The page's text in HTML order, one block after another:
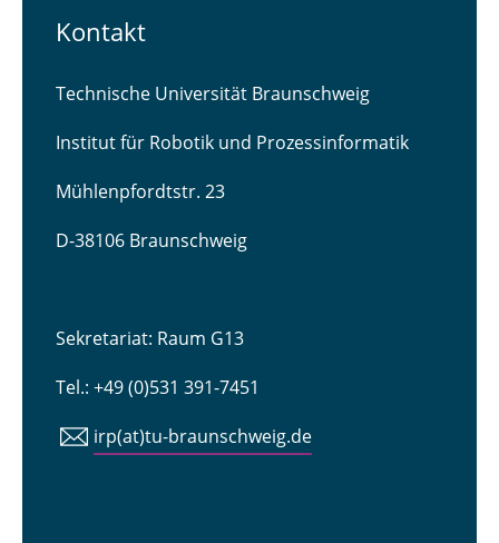
Kontakt
Technische Universität Braunschweig
Institut für Robotik und Prozessinformatik
Mühlenpfordtstr. 23
D-38106 Braunschweig
Sekretariat: Raum G13
Tel.: +49 (0)531 391-7451
irp(at)tu-braunschweig.de